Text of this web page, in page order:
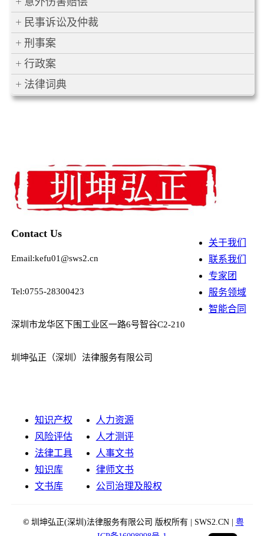
民事诉讼及仲裁
刑事案
行政案
法律词典
Contact Us
Email:kefu01@sws2.cn
Tel:0755-28300423
深圳市龙华区下围工业区一路6号智谷C2-210
圳坤弘正（深圳）法律服务有限公司
关于我们
联系我们
专家团
服务领域
智能合同
知识产权
风险评估
法律工具
知识库
文书库
人力资源
人才测评
人事文书
律师文书
公司治理及股权
©圳坤弘正(深圳)法律服务有限公司 版权所有 | SWS2.CN | 粤